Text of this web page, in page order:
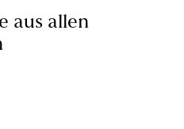
aus allen